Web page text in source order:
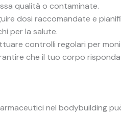
qualità o contaminate.
dosi raccomandate e
per la salute.
controlli regolari per
che il tuo corpo
nel bodybuilding